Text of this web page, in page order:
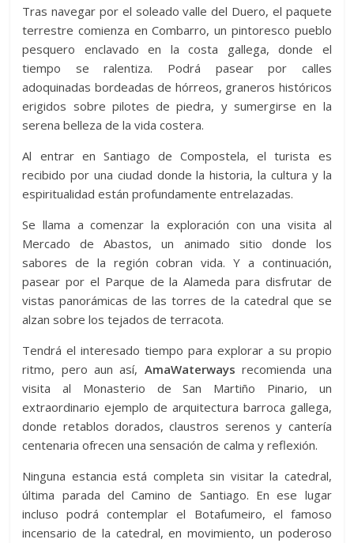
Tras navegar por el soleado valle del Duero, el paquete
terrestre comienza en Combarro, un pintoresco pueblo
pesquero enclavado en la costa gallega, donde el
tiempo se ralentiza. Podrá pasear por calles
adoquinadas bordeadas de hórreos, graneros históricos
erigidos sobre pilotes de piedra, y sumergirse en la
serena belleza de la vida costera.
Al entrar en Santiago de Compostela, el turista es
recibido por una ciudad donde la historia, la cultura y la
espiritualidad están profundamente entrelazadas.
Se llama a comenzar la exploración con una visita al
Mercado de Abastos, un animado sitio donde los
sabores de la región cobran vida. Y a continuación,
pasear por el Parque de la Alameda para disfrutar de
vistas panorámicas de las torres de la catedral que se
alzan sobre los tejados de terracota.
Tendrá el interesado tiempo para explorar a su propio
ritmo, pero aun así, AmaWaterwaysrecomienda una
visita al Monasterio de San Martiño Pinario, un
extraordinario ejemplo de arquitectura barroca gallega,
donde retablos dorados, claustros serenos y cantería
centenaria ofrecen una sensación de calma y reflexión.
Ninguna estancia está completa sin visitar la catedral,
última parada del Camino de Santiago. En ese lugar
incluso podrá contemplar el Botafumeiro, el famoso
incensario de la catedral, en movimiento, un poderoso